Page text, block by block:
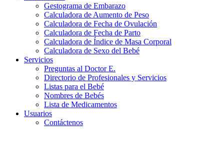
Gestograma de Embarazo
Calculadora de Aumento de Peso
Calculadora de Fecha de Ovulación
Calculadora de Fecha de Parto
Calculadora de Índice de Masa Corporal
Calculadora de Sexo del Bebé
Servicios
Preguntas al Doctor E.
Directorio de Profesionales y Servicios
Listas para el Bebé
Nombres de Bebés
Lista de Medicamentos
Usuarios
Contáctenos